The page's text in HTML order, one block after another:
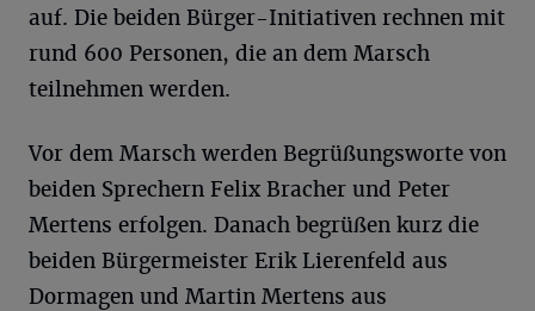
auf. Die beiden Bürger-Initiativen rechnen mit
rund 600 Personen, die an dem Marsch
teilnehmen werden.
Vor dem Marsch werden Begrüßungsworte von
beiden Sprechern Felix Bracher und Peter
Mertens erfolgen. Danach begrüßen kurz die
beiden Bürgermeister Erik Lierenfeld aus
Dormagen und Martin Mertens aus